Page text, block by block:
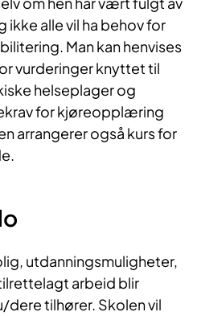
alle vil ha behov for
Man kan henvises
vurderinger knyttet til
helseplager og
for kjøreopplæring
arrangerer også kurs for
utdanningsmuligheter,
arbeid blir
dere tilhører. Skolen vil